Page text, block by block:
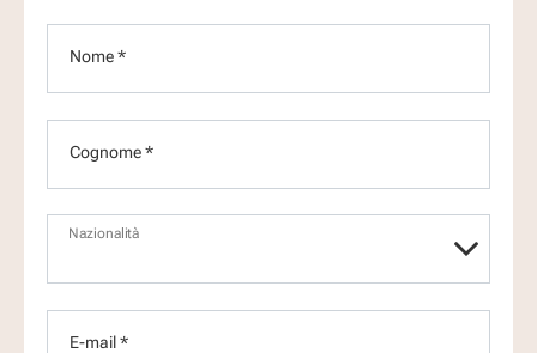
Nome *
Cognome *
Nazionalità
E-mail *